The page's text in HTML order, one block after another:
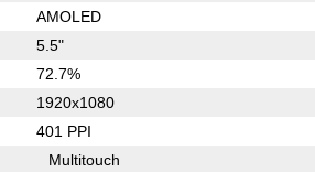
AMOLED
5.5"
72.7%
1920x1080
401 PPI
Multitouch